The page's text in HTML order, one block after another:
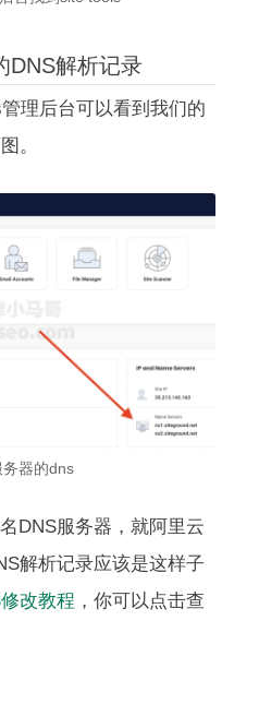
DNS解析记录
理后台可以看到我们的
。
器的dns
DNS服务器，就阿里云
解析记录应该是这样子
改教程 ，你可以点击查